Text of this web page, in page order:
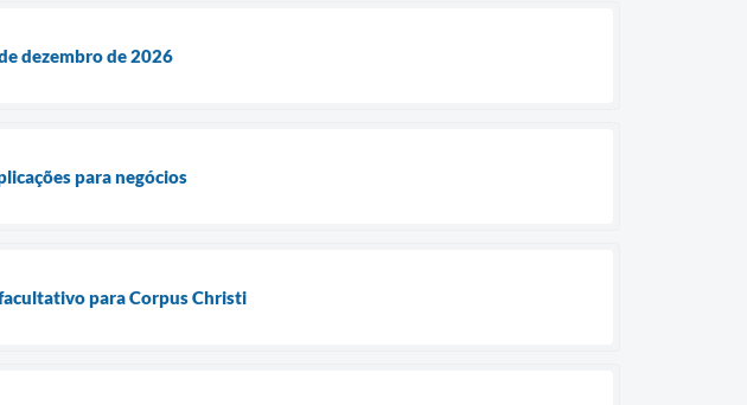
dezembro de 2026
para negócios
para Corpus Christi